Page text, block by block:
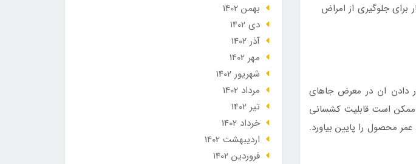
جلوگیری از امراض
دادن ان در معرض جاهای
ممکن است قابلیت کشسانی
محصول را پایین بیاورد.
بهمن 1402
دی 1402
آذر 1402
مهر 1402
شهریور 1402
مرداد 1402
تير 1402
خرداد 1402
ارديبهشت 1402
فروردین 1402